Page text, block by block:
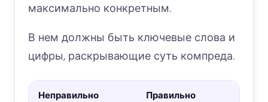
максимально конкретным.
В нем должны быть ключевые слова и
цифры, раскрывающие суть компреда.
Неправильно Правильно